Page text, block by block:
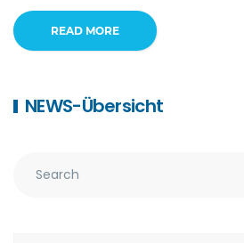
READ MORE
NEWS-Übersicht